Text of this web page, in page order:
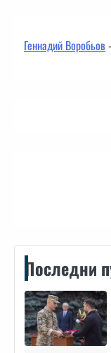
Геннадий Воробьов
Последни